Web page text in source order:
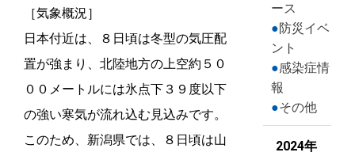
［気象概況］
日本付近は、８日頃は冬型の気圧配
置が強まり、北陸地方の上空約５０
００メートルには氷点下３９度以下
の強い寒気が流れ込む見込みです。
このため、新潟県では、８日頃は山
ース
防災イベ
ント
感染症情
報
その他
2024年